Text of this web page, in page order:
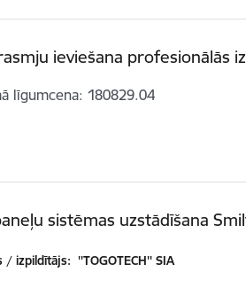
ieviešana profesionālās
līgumcena 180829.04
sistēmas uzstādīšana
/ izpildītājs: ''TOGOTECH'' SIA